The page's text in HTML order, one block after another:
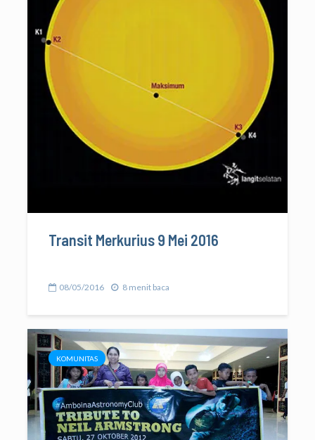
Transit Merkurius 9 Mei 2016
08/05/2016 8 menit baca
KOMUNITAS